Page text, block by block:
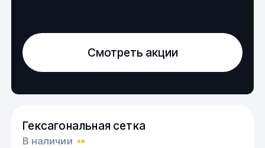
Смотреть акции
Гексагональная сетка
В наличии